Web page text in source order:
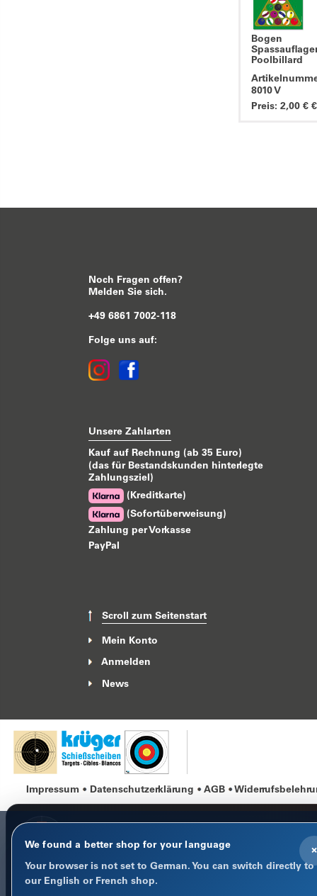
Bogen
Poolbillard
8010 V
Preis: 2,00 € €
Noch Fragen offen?
Melden Sie sich.
+49 6861 7002-118
Folge uns auf:
Unsere Zahlarten
Kauf auf Rechnung (ab 35 Euro)
(das für Bestandskunden hinterlegte
Zahlungsziel)
(Kreditkarte)
(Sofortüberweisung)
Zahlung per Vorkasse
PayPal
Scroll zum Seitenstart
Mein Konto
Anmelden
News
Impressum Datenschutzerklärung AGB
×
We found a better shop for your language
Your browser is not set to German. You can switch directly to
our English or French shop.
COOKIE-HINWEIS
Datenschutz im Fokus